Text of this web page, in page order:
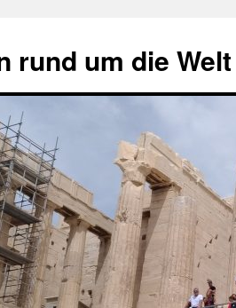
rund um die Welt